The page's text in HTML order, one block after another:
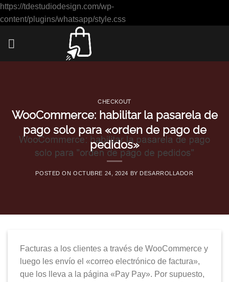
https://tdestudiodesign.com/wp-
content/plugins/whatsapp/style.cssSaltar
CHECKOUT
WooCommerce: habilitar la pasarela de
pago solo para «orden de pago de
pedidos»
POSTED ONOCTUBRE 24, 2024 BY DESARROLLADOR
Facturas a los clientes a través de WooCommerce y
luego les envío el «correo electrónico de factura»,
que los lleva a la página «Pay Pay». Por supuesto,